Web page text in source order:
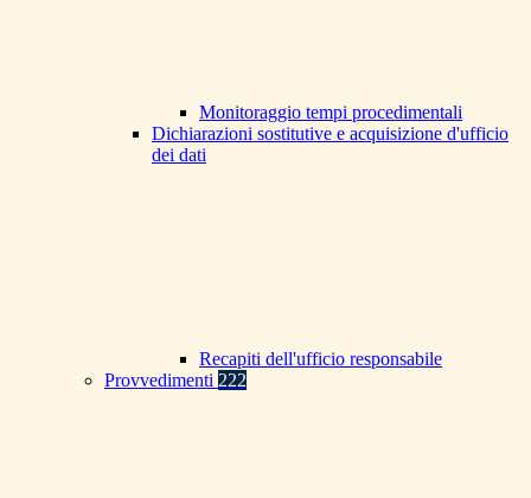
Monitoraggio tempi procedimentali
Dichiarazioni sostitutive e acquisizione d'ufficio
dei dati
Recapiti dell'ufficio responsabile
Provvedimenti 222